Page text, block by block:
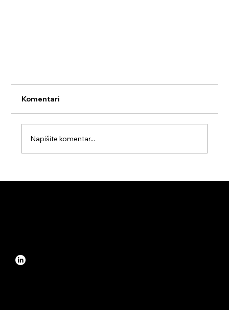
Komentari
Napišite komentar...